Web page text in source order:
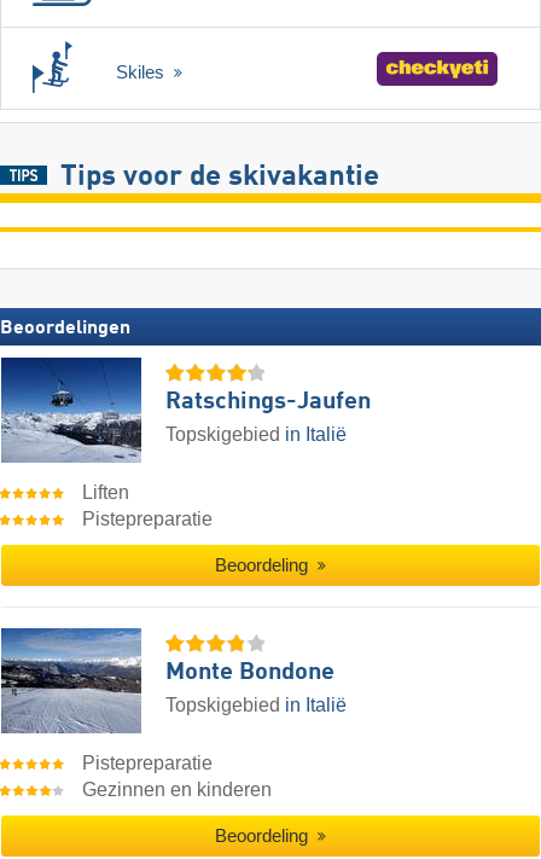
Skiles
Tips voor de skivakantie
Beoordelingen
Ratschings-Jaufen
Topskigebied in Italië
Liften
Pistepreparatie
Beoordeling
Monte Bondone
Topskigebied in Italië
Pistepreparatie
Gezinnen en kinderen
Beoordeling